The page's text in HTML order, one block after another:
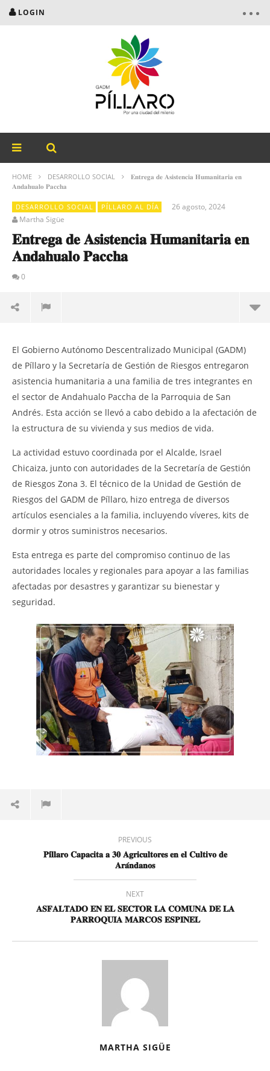
LOGIN
HOME DESARROLLO SOCIAL
𝐄𝐧𝐭𝐫𝐞𝐠𝐚 𝐝𝐞 𝐀𝐬𝐢𝐬𝐭𝐞𝐧𝐜𝐢𝐚 𝐇𝐮𝐦𝐚𝐧𝐢𝐭𝐚𝐫𝐢𝐚 𝐞𝐧
𝐀𝐧𝐝𝐚𝐡𝐮𝐚𝐥𝐨 𝐏𝐚𝐜𝐜𝐡𝐚
DESARROLLO SOCIAL PÍLLARO AL DÍA
26 agosto, 2024
Martha Sigüe
𝐄𝐧𝐭𝐫𝐞𝐠𝐚 𝐝𝐞 𝐀𝐬𝐢𝐬𝐭𝐞𝐧𝐜𝐢𝐚 𝐇𝐮𝐦𝐚𝐧𝐢𝐭𝐚𝐫𝐢𝐚 𝐞𝐧
𝐀𝐧𝐝𝐚𝐡𝐮𝐚𝐥𝐨 𝐏𝐚𝐜𝐜𝐡𝐚
0
26
agosto,
2024
Martha
El Gobierno Autónomo Descentralizado Municipal (GADM)
de Píllaro y la Secretaría de Gestión de Riesgos entregaron
asistencia humanitaria a una familia de tres integrantes en
el sector de Andahualo Paccha de la Parroquia de San
Andrés. Esta acción se llevó a cabo debido a la afectación de
la estructura de su vivienda y sus medios de vida.
La actividad estuvo coordinada por el Alcalde, Israel
Chicaiza, junto con autoridades de la Secretaría de Gestión
de Riesgos Zona 3. El técnico de la Unidad de Gestión de
Riesgos del GADM de Píllaro, hizo entrega de diversos
artículos esenciales a la familia, incluyendo víveres, kits de
dormir y otros suministros necesarios.
Esta entrega es parte del compromiso continuo de las
autoridades locales y regionales para apoyar a las familias
afectadas por desastres y garantizar su bienestar y
seguridad.
PREVIOUS
𝐏𝐢́𝐥𝐥𝐚𝐫𝐨 𝐂𝐚𝐩𝐚𝐜𝐢𝐭𝐚 𝐚 𝟑𝟎 𝐀𝐠𝐫𝐢𝐜𝐮𝐥𝐭𝐨𝐫𝐞𝐬 𝐞𝐧 𝐞𝐥 𝐂𝐮𝐥𝐭𝐢𝐯𝐨 𝐝𝐞
𝐀𝐫𝐚́𝐧𝐝𝐚𝐧𝐨𝐬
NEXT
𝐀𝐒𝐅𝐀𝐋𝐓𝐀𝐃𝐎 𝐄𝐍 𝐄𝐋 𝐒𝐄𝐂𝐓𝐎𝐑 𝐋𝐀 𝐂𝐎𝐌𝐔𝐍𝐀 𝐃𝐄 𝐋𝐀
𝐏𝐀𝐑𝐑𝐎𝐐𝐔𝐈𝐀 𝐌𝐀𝐑𝐂𝐎𝐒 𝐄𝐒𝐏𝐈𝐍𝐄𝐋
MARTHA SIGÜE